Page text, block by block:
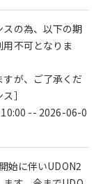
の為、以下の期
不可となりま
が、ご了承くだ
］
-- 2026-06-0
始に伴いUDON2